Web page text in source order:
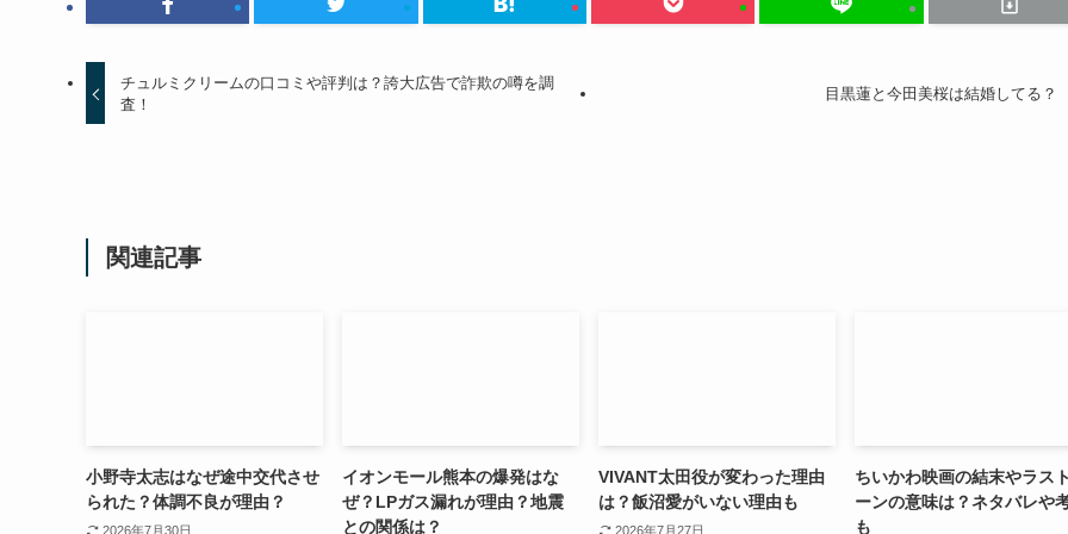
チュルミクリームの口コミや評判は？誇大広告で詐欺の噂を調
査！
目黒蓮と今田美桜は結婚してる？
関連記事
小野寺太志はなぜ途中交代させ
られた？体調不良が理由？
2026年7月30日
イオンモール熊本の爆発はな
ぜ？LPガス漏れが理由？地震
との関係は？
VIVANT太田役が変わった理由
は？飯沼愛がいない理由も
2026年7月27日
ちいかわ映画の結末やラス
ーンの意味は？ネタバレや
も